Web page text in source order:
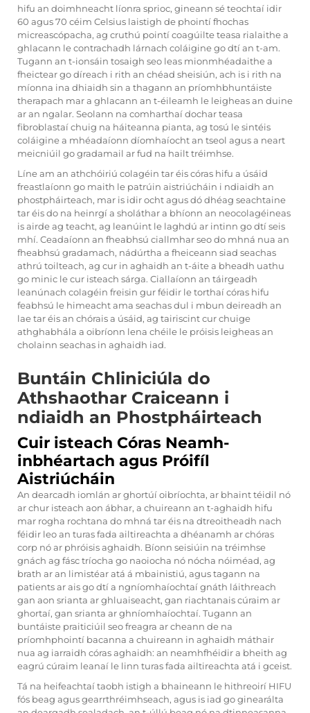
hifu an doimhneacht líonra sprioc, gineann sé teochtaí idir
60 agus 70 céim Celsius laistigh de phointí fhochas
micreascópacha, ag cruthú pointí coagúilte teasa rialaithe a
ghlacann le contrachadh lárnach coláigine go dtí an t-am.
Tugann an t-ionsáin tosaigh seo leas mionmhéadaithe a
fheictear go díreach i rith an chéad sheisiún, ach is i rith na
míonna ina dhiaidh sin a thagann an príomhbhuntáiste
therapach mar a ghlacann an t-éileamh le leigheas an duine
ar an ngalar. Seolann na comharthaí dochar teasa
fibroblastaí chuig na háiteanna pianta, ag tosú le sintéis
coláigine a mhéadaíonn díomhaíocht an tseol agus a neart
meicniúil go gradamail ar fud na hailt tréimhse.
Líne am an athchóiriú colagéin tar éis córas hifu a úsáid
freastlaíonn go maith le patrúin aistriúcháin i ndiaidh an
phostpháirteach, mar is idir ocht agus dó dhéag seachtaine
tar éis do na heinrgí a sholáthar a bhíonn an neocolagéineas
is airde ag teacht, ag leanúint le laghdú ar intinn go dtí seis
mhí. Ceadaíonn an fheabhsú ciallmhar seo do mhná nua an
fheabhsú gradamach, nádúrtha a fheiceann siad seachas
athrú toilteach, ag cur in aghaidh an t-áite a bheadh uathu
go minic le cur isteach sárga. Ciallaíonn an táirgeadh
leanúnach colagéin freisin gur féidir le torthaí córas hifu
feabhsú le himeacht ama seachas dul i mbun deireadh an
lae tar éis an chórais a úsáid, ag tairiscint cur chuige
athghabhála a oibríonn lena chéile le próisis leigheas an
cholainn seachas in aghaidh iad.
Buntáin Chliniciúla do
Athshaothar Craiceann i
ndiaidh an Phostpháirteach
Cuir isteach Córas Neamh-
inbhéartach agus Próifíl
Aistriúcháin
An dearcadh iomlán ar ghortúí oibríochta, ar bhaint téidil nó
ar chur isteach aon ábhar, a chuireann an t-aghaidh hifu
mar rogha rochtana do mhná tar éis na dtreoitheadh nach
féidir leo an turas fada ailtireachta a dhéanamh ar chóras
corp nó ar phróisis aghaidh. Bíonn seisiúin na tréimhse
gnách ag fásc tríocha go naoiocha nó nócha nóiméad, ag
brath ar an limistéar atá á mbainistiú, agus tagann na
patients ar ais go dtí a ngníomhaíochtaí gnáth láithreach
gan aon srianta ar ghluaiseacht, gan riachtanais cúraim ar
ghortaí, gan srianta ar ghníomhaíochtaí. Tugann an
buntáiste praiticiúil seo freagra ar cheann de na
príomhphointí bacanna a chuireann in aghaidh máthair
nua ag iarraidh córas aghaidh: an neamhfhéidir a bheith ag
eagrú cúraim leanaí le linn turas fada ailtireachta atá i gceist.
Tá na heifeachtaí taobh istigh a bhaineann le hithreoirí HIFU
fós beag agus gearrthréimhseach, agus is iad go ginearálta